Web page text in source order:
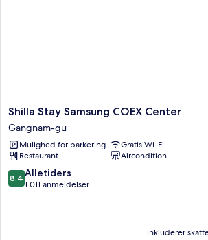
Shilla
Stay
Samsung
COEX
Center
Gangnam-
gu
Shilla Stay Samsung COEX Center
Gangnam-gu
Mulighed for parkering
Gratis Wi-Fi
Restaurant
Aircondition
8.4
ud
8,4 Alletiders
1.011 anmeldelser
inkluderer